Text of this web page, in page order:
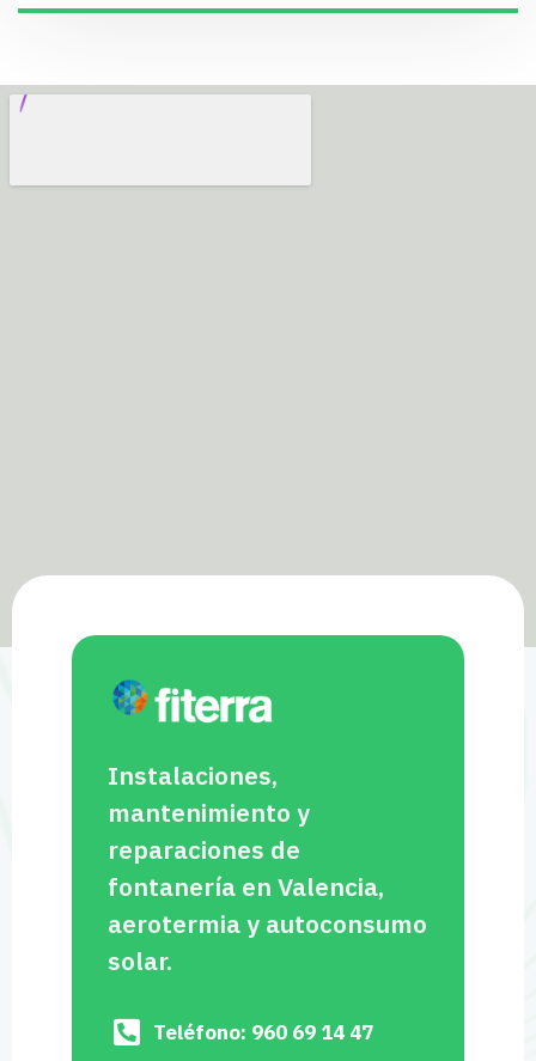
Instalaciones,
mantenimiento y
reparaciones de
fontanería en Valencia,
aerotermia y autoconsumo
solar.
Teléfono: 960 69 14 47